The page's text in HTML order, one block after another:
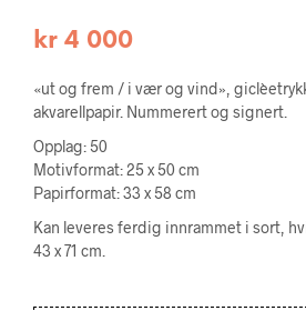
kr 4 000
«ut og frem / i vær og vind»,
akvarellpapir. Nummerert og signert.
Opplag: 50
Motivformat: 25 x 50 cm
Papirformat: 33 x 58 cm
Kan leveres ferdig innrammet i sort,
43 x 71 cm.